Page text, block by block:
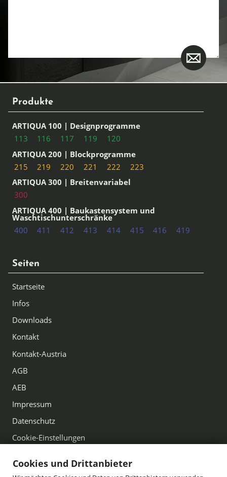
Cookies und Drittanbieter
Produkte
ARTIQUA 100 | Designprogramme
113
116 117 119
120
ARTIQUA 200 | Blockprogramme
215
219 220 221 222
223
ARTIQUA 300 | Breitenvariabel
300
ARTIQUA 400 | Baukastensystem und
Waschtischunterschränke
400
411 412 413 414 415 416 419
Seiten
Startseite
Infos
Downloads
Kontakt
Kontakt-Austria
AGB
AEB
Impressum
Datenschutz
Cookie-Einstellungen
Kontakt